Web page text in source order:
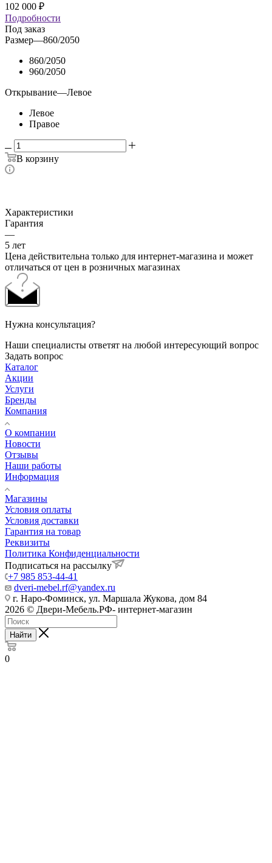
102 000 ₽
Подробности
Под заказ
Размер—860/2050
860/2050
960/2050
Открывание—Левое
Левое
Правое
В корзину
Характеристики
Гарантия
—
5 лет
Цена действительна только для интернет-магазина и может
отличаться от цен в розничных магазинах
Нужна консультация?
Наши специалисты ответят на любой интересующий вопрос
Задать вопрос
Каталог
Акции
Услуги
Бренды
Компания
О компании
Новости
Отзывы
Наши работы
Информация
Магазины
Условия оплаты
Условия доставки
Гарантия на товар
Реквизиты
Политика Конфиденциальности
Подписаться на рассылку
+7 985 853-44-41
dveri-mebel.rf@yandex.ru
г. Наро-Фоминск, ул. Маршала Жукова, дом 84
2026 © Двери-Мебель.РФ- интернет-магазин
Найти
0